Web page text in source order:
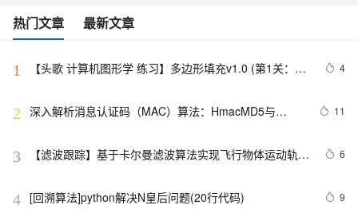
热门文章 最新文章
1
【头歌 计算机图形学 练习】多边形填充v1.0 (第1关：扫
3关：区域四连通种子填充算法 第4关：区域扫描线种子
4
2 深入解析消息认证码（MAC）算法：HmacMD5与
11
3
【滤波跟踪】基于卡尔曼滤波算法实现飞行物体运动轨迹
6
4 [回溯算法]python解决N皇后问题(20行代码) 9